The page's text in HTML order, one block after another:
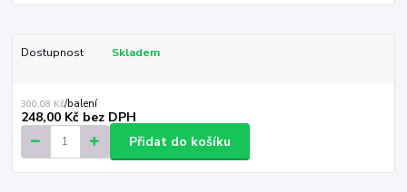
Dostupnost Skladem
300,08 Kč/balení
248,00 Kč bez DPH
Přidat do košíku